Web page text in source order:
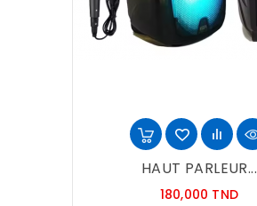
HAUT PARLEUR...
180,000 TNDPrix